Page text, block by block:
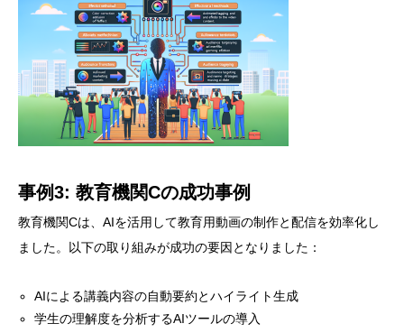
事例3: 教育機関Cの成功事例
教育機関Cは、AIを活用して教育用動画の制作と配信を効率化し
ました。以下の取り組みが成功の要因となりました：
AIによる講義内容の自動要約とハイライト生成
学生の理解度を分析するAIツールの導入